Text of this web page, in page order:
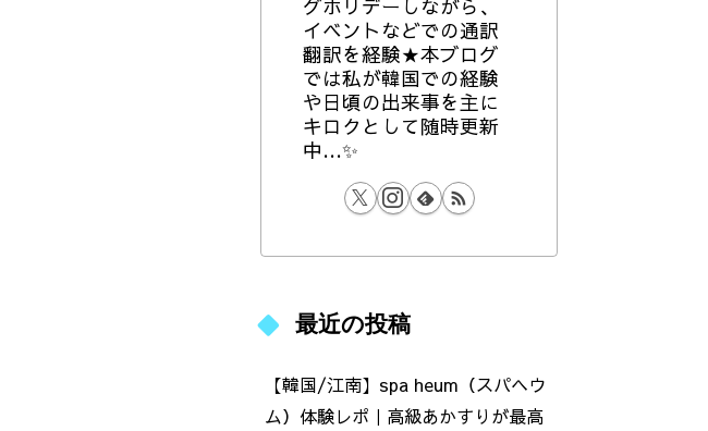
グホリデーしながら、
イベントなどでの通訳
翻訳を経験★本ブログ
では私が韓国での経験
や日頃の出来事を主に
キロクとして随時更新
中…✨
最近の投稿
【韓国/江南】spa heum（スパヘウ
ム）体験レポ｜高級あかすりが最高